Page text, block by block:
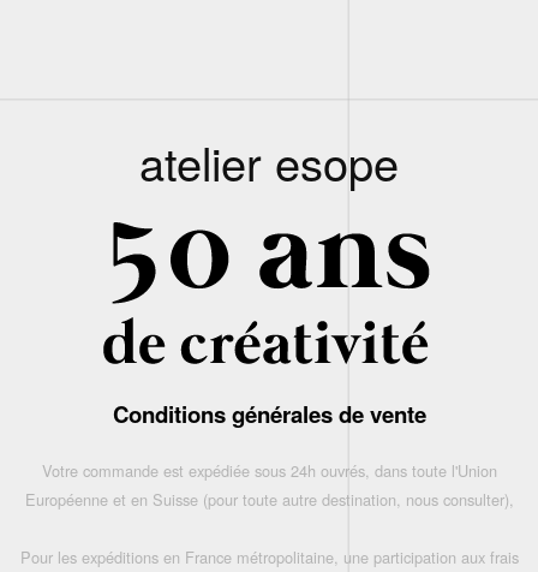
atelier esope
Conditions générales de vente
Votre commande est expédiée sous 24h ouvrés, dans toute l'Union
Européenne et en Suisse (pour toute autre destination, nous consulter),
Pour les expéditions en France métropolitaine, une participation aux frais